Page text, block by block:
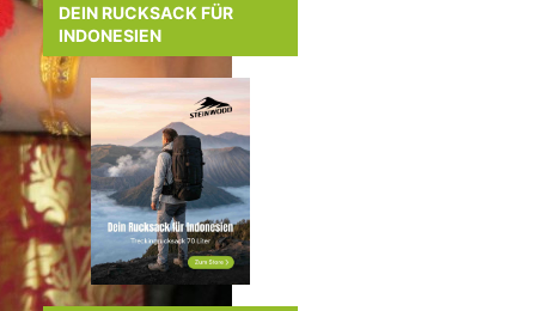
DEIN RUCKSACK FÜR
INDONESIEN